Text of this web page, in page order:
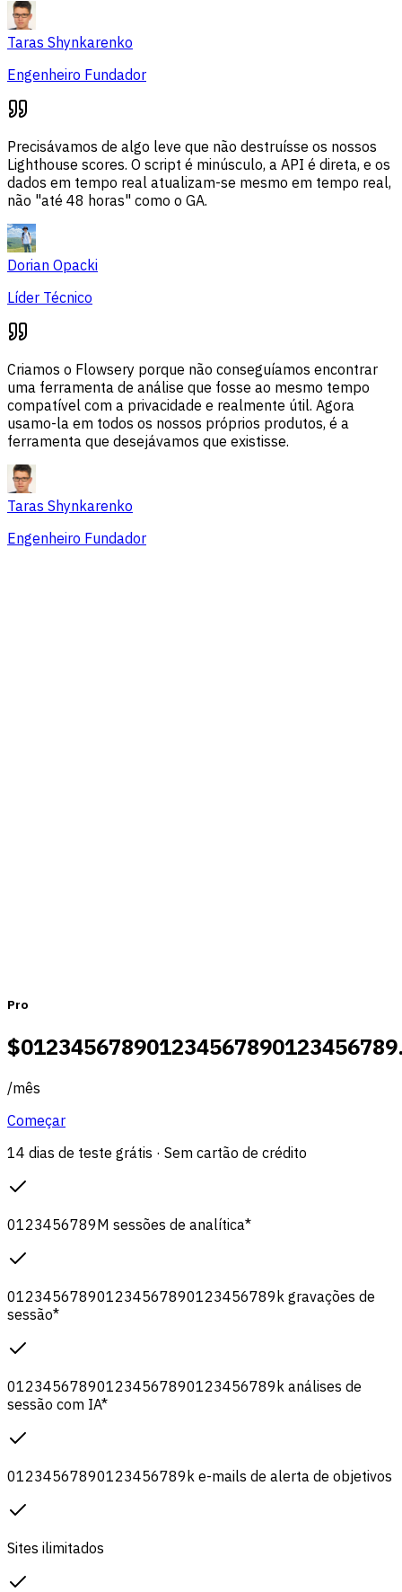
Taras Shynkarenko
Engenheiro Fundador
Precisávamos de algo leve que não destruísse os nossos
Lighthouse scores. O script é minúsculo, a API é direta, e os
dados em tempo real atualizam-se mesmo em tempo real,
não "até 48 horas" como o GA.
Dorian Opacki
Líder Técnico
Criamos o Flowsery porque não conseguíamos encontrar
uma ferramenta de análise que fosse ao mesmo tempo
compatível com a privacidade e realmente útil. Agora
usamo-la em todos os nossos próprios produtos, é a
ferramenta que desejávamos que existisse.
Taras Shynkarenko
Engenheiro Fundador
Visão geral Problemas de sessão
Pro
$012345678901234567890123456789
/mês
Começar
14 dias de teste grátis · Sem cartão de crédito
0123456789M sessões de analítica*
012345678901234567890123456789 k gravações de
sessão*
012345678901234567890123456789 k análises de
sessão com IA*
01234567890123456789 k e-mails de alerta de objetivos
Sites ilimitados